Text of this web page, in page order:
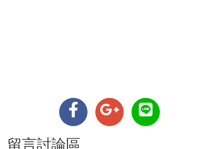
留言討論區